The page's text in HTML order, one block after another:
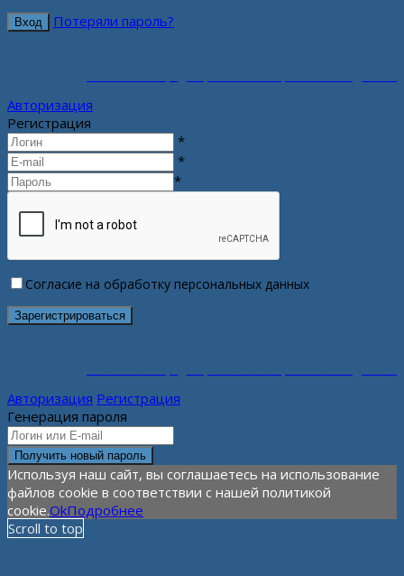
Потеряли пароль?
Авторизация
Регистрация
*
*
*
Согласие на обработку персональных данных
Авторизация Регистрация
Генерация пароля
Используя наш сайт, вы соглашаетесь на использование
файлов cookie в соответствии с нашей политикой
cookie.OkПодробнее
Scroll to top